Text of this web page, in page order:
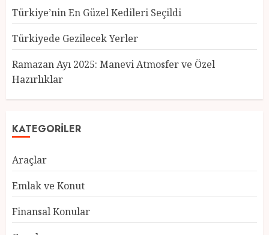
Türkiye’nin En Güzel Kedileri Seçildi
Türkiyede Gezilecek Yerler
Ramazan Ayı 2025: Manevi Atmosfer ve Özel
Hazırlıklar
KATEGORILER
Araçlar
Emlak ve Konut
Finansal Konular
Türkiye’nin En Güzel Kedileri
Seçildi
12 MART 2025
4